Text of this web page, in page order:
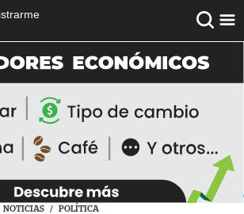
NOTICIAS / POLÍTICA